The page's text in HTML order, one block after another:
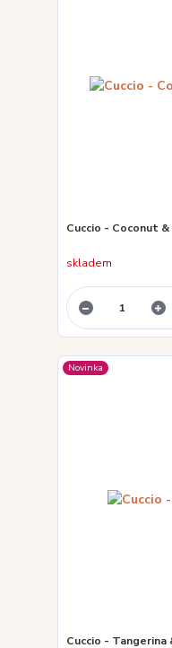
Cuccio - Coconut
skladem
Novinka
Cuccio - Tangerina